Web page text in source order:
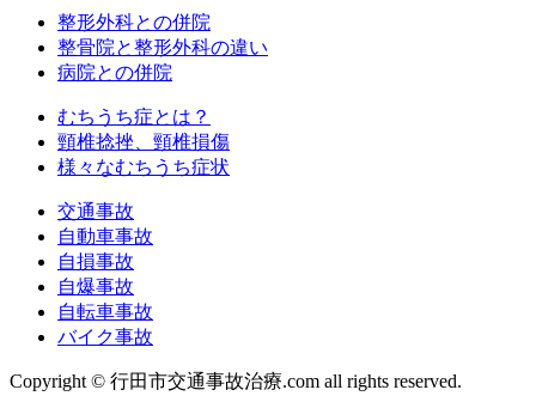
整形外科との併院
整骨院と整形外科の違い
病院との併院
むちうち症とは？
頸椎捻挫、頸椎損傷
様々なむちうち症状
交通事故
自動車事故
自損事故
自爆事故
自転車事故
バイク事故
Copyright © 行田市交通事故治療.com all rights reserved.